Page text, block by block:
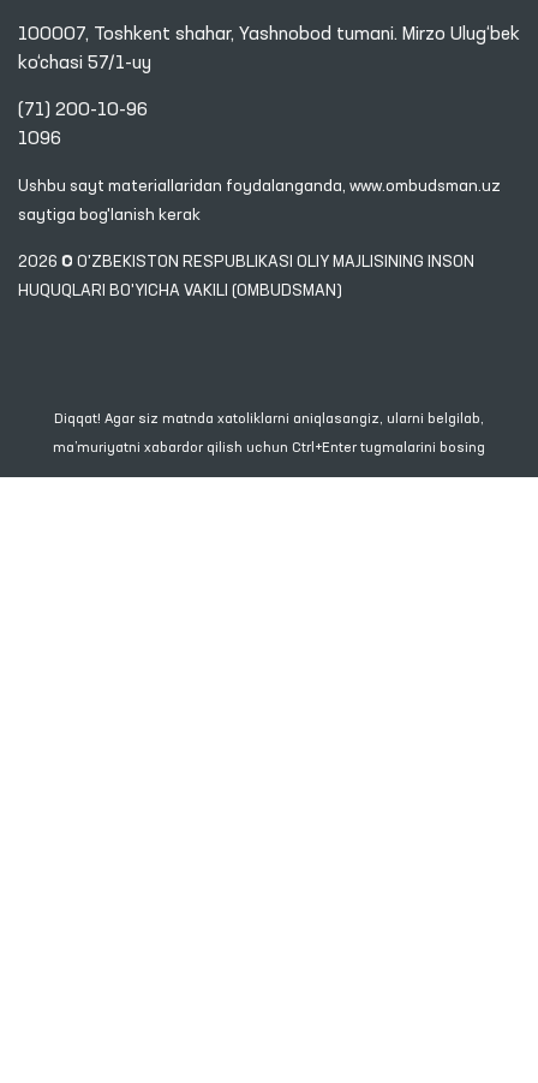
100007, Toshkent shahar, Yashnobod tumani. Mirzo Ulug‘bek
ko‘chasi 57/1-uy
(71) 200-10-96
1096
Ushbu sayt materiallaridan foydalanganda, www.ombudsman.uz
saytiga bog'lanish kerak
2026 © O'ZBEKISTON RESPUBLIKASI OLIY MAJLISINING INSON
HUQUQLARI BO'YICHA VAKILI (OMBUDSMAN)
Diqqat! Agar siz matnda xatoliklarni aniqlasangiz, ularni belgilab,
ma’muriyatni xabardor qilish uchun Ctrl+Enter tugmalarini bosing